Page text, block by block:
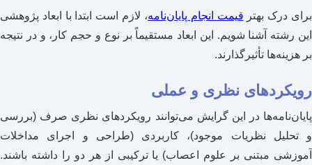
برای درک بهتر قیمت انجام پایان‌نامه، لازم است ابتدا با ابعاد پژوهشی
این رشته آشنا شویم. این ابعاد مستقیماً بر نوع و حجم کار، و در نتیجه
بر هزینه‌ها تأثیرگذارند.
رویکردهای نظری و عملی
پایان‌نامه‌ها در این گرایش می‌توانند رویکردهای نظری صرف (بررسی
و تحلیل نظریات موجود)، کاربردی (طراحی و اجرای مداخلات
آموزشی مبتنی بر علوم اعصاب) یا ترکیبی از هر دو را داشته باشند.